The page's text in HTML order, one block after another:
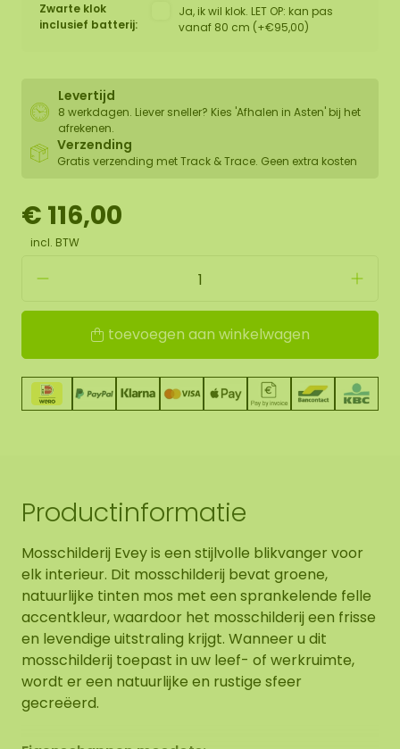
Zwarte klok
inclusief batterij:
Ja, ik wil klok. LET OP: kan pas
vanaf 80 cm (+€95,00)
Levertijd
8 werkdagen. Liever sneller? Kies 'Afhalen in Asten' bij het
afrekenen.
Verzending
Gratis verzending met Track & Trace. Geen extra kosten
€ 116,00
incl. BTW
toevoegen aan winkelwagen
Productinformatie
Mosschilderij Evey is een stijlvolle blikvanger voor
elk interieur. Dit mosschilderij bevat groene,
natuurlijke tinten mos met een sprankelende felle
accentkleur, waardoor het mosschilderij een frisse
en levendige uitstraling krijgt. Wanneer u dit
mosschilderij toepast in uw leef- of werkruimte,
wordt er een natuurlijke en rustige sfeer
gecreëerd.